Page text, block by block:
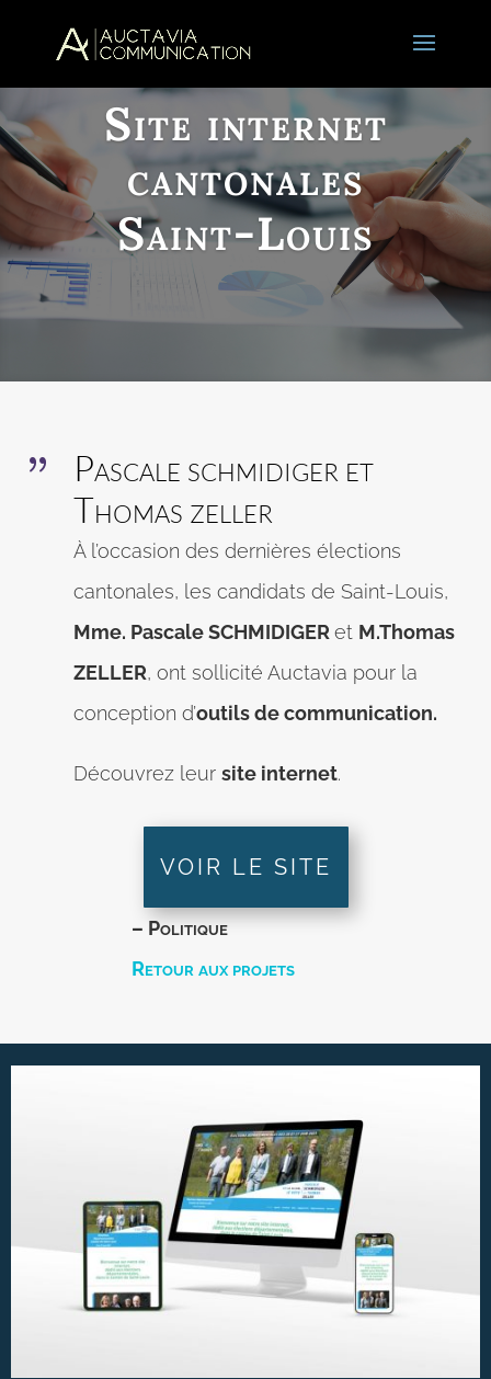
Site internet
cantonales
Saint-Louis
{
Pascale schmidiger et
Thomas zeller
À l’occasion des dernières élections
cantonales, les candidats de Saint-Louis,
Mme. Pascale SCHMIDIGER et M.Thomas
ZELLER, ont sollicité Auctavia pour la
conception d’outils de communication.
Découvrez leur site internet.
VOIR LE SITE
– Politique
Retour aux projets